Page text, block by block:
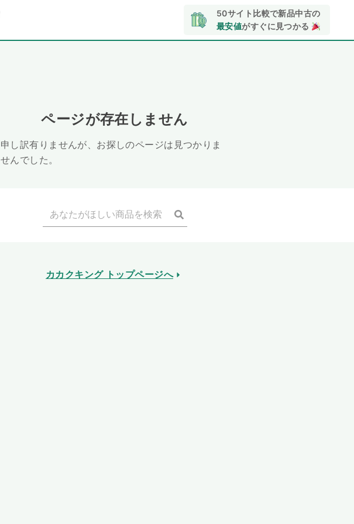
50サイト比較で新品中古の
最安値がすぐに見つかる
ページが存在しません
申し訳有りませんが、お探しのページは見つかりま
せんでした。
カカクキング トップページへ